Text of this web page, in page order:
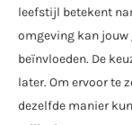
leefstijl betekent
omgeving kan
beïnvloeden. De
later. Om ervoor te
dezelfde manier